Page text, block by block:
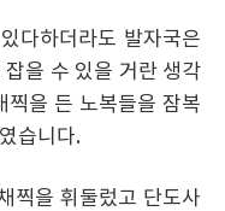
다하더라도 발자국은
을 수 있을 거란 생각
찍을 든 노복들을 잠복
습니다.
찍을 휘둘렀고 단도사